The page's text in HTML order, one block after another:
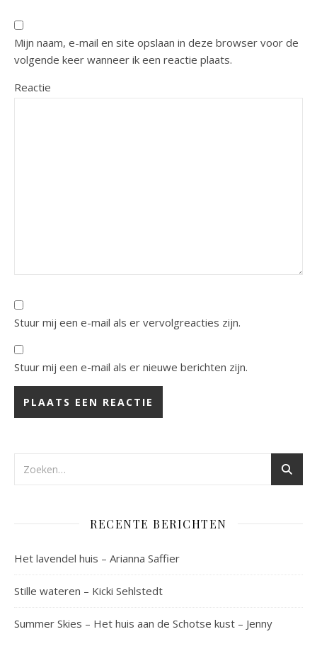
Mijn naam, e-mail en site opslaan in deze browser voor de
volgende keer wanneer ik een reactie plaats.
Reactie
Stuur mij een e-mail als er vervolgreacties zijn.
Stuur mij een e-mail als er nieuwe berichten zijn.
RECENTE BERICHTEN
Het lavendel huis – Arianna Saffier
Stille wateren – Kicki Sehlstedt
Summer Skies – Het huis aan de Schotse kust – Jenny